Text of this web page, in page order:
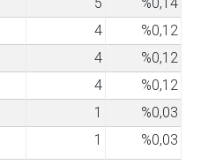
4
%0,12
4
%0,12
4
%0,12
1
%0,03
1 %0,03